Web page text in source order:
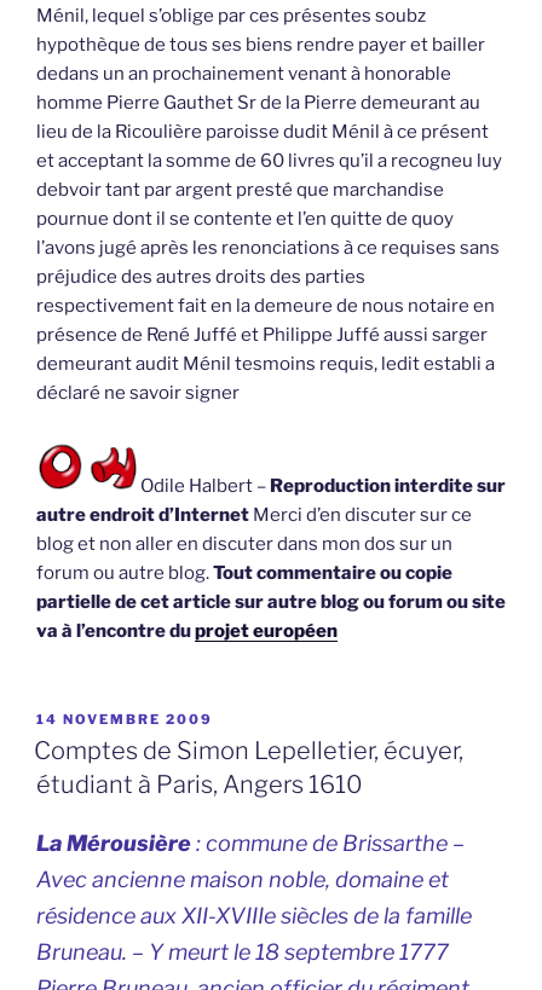
Ménil, lequel s’oblige par ces présentes soubz
hypothèque de tous ses biens rendre payer et bailler
dedans un an prochainement venant à honorable
homme Pierre Gauthet Sr de la Pierre demeurant au
lieu de la Ricoulière paroisse dudit Ménil à ce présent
et acceptant la somme de 60 livres qu’il a recogneu luy
debvoir tant par argent presté que marchandise
pournue dont il se contente et l’en quitte de quoy
l’avons jugé après les renonciations à ce requises sans
préjudice des autres droits des parties
respectivement fait en la demeure de nous notaire en
présence de René Juffé et Philippe Juffé aussi sarger
demeurant audit Ménil tesmoins requis, ledit establi a
déclaré ne savoir signer
Odile Halbert – Reproduction interdite sur
autre endroit d’Internet Merci d’en discuter sur ce
blog et non aller en discuter dans mon dos sur un
forum ou autre blog.Tout commentaire ou copie
partielle de cet article sur autre blog ou forum ou site
va à l’encontre duprojet européen
PUBLIÉ
LE
14 NOVEMBRE 2009
Comptes de Simon Lepelletier, écuyer,
étudiant à Paris, Angers 1610
La Mérousière: commune de Brissarthe –
Avec ancienne maison noble, domaine et
résidence aux XII-XVIIIe siècles de la famille
Bruneau. – Y meurt le 18 septembre 1777